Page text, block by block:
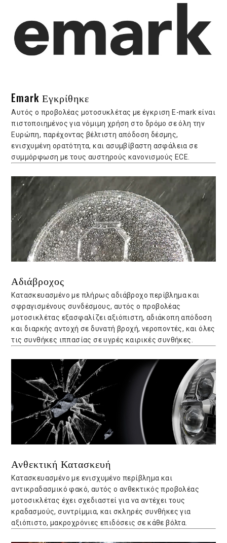
Emark Εγκρίθηκε
Αυτός ο προβολέας μοτοσυκλέτας με έγκριση E-mark είναι
πιστοποιημένος για νόμιμη χρήση στο δρόμο σε όλη την
Ευρώπη, παρέχοντας βέλτιστη απόδοση δέσμης,
ενισχυμένη ορατότητα, και ασυμβίβαστη ασφάλεια σε
συμμόρφωση με τους αυστηρούς κανονισμούς ECE.
Αδιάβροχος
Κατασκευασμένο με πλήρως αδιάβροχο περίβλημα και
σφραγισμένους συνδέσμους, αυτός ο προβολέας
μοτοσικλέτας εξασφαλίζει αξιόπιστη, αδιάκοπη απόδοση
και διαρκής αντοχή σε δυνατή βροχή, νεροποντές, και όλες
τις συνθήκες ιππασίας σε υγρές καιρικές συνθήκες.
Ανθεκτική Κατασκευή
Κατασκευασμένο με ενισχυμένο περίβλημα και
αντικραδασμικό φακό, αυτός ο ανθεκτικός προβολέας
μοτοσικλέτας έχει σχεδιαστεί για να αντέχει τους
κραδασμούς, συντρίμμια, και σκληρές συνθήκες για
αξιόπιστο, μακροχρόνιες επιδόσεις σε κάθε βόλτα.